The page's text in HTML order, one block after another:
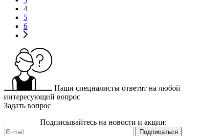
4
5
6
Наши специалисты ответят на любой
интересующий вопрос
Задать вопрос
Подписывайтесь на новости и акции: